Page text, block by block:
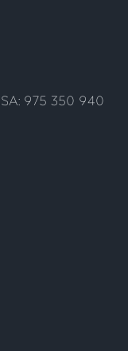
975 350 940